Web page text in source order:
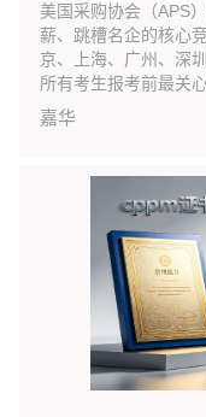
美国采购协会（APS
薪、跳槽名企的核心
京、上海、广州、深
所有考生报考前最关
嘉华